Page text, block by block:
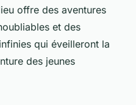
offre des aventures
et des
qui éveilleront la
des jeunes